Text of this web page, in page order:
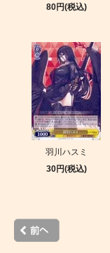
80円(税込)
羽川ハスミ
30円(税込)